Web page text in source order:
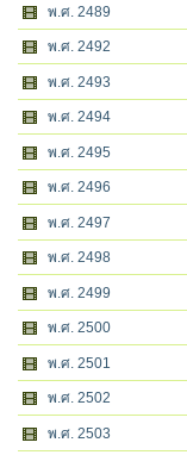
พ.ศ. 2489
พ.ศ. 2492
พ.ศ. 2493
พ.ศ. 2494
พ.ศ. 2495
พ.ศ. 2496
พ.ศ. 2497
พ.ศ. 2498
พ.ศ. 2499
พ.ศ. 2500
พ.ศ. 2501
พ.ศ. 2502
พ.ศ. 2503